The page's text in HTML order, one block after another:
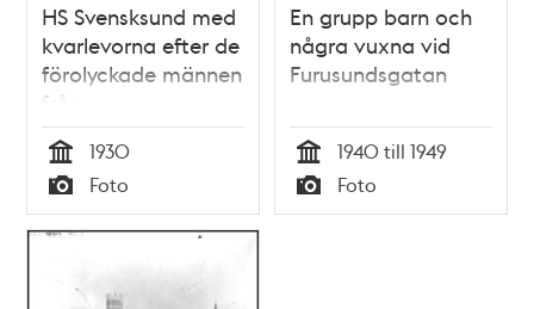
HS Svensksund med
kvarlevorna efter de
förolyckade männen
från
Andréexpeditionen
passerar Vaxholm
på sin väg till
Stockholm från
Tromsö i Norge.
Tid
1930
Typ
Foto
En grupp barn och
några vuxna vid
Furusundsgatan
Tid
1940 till 1949
Typ
Foto